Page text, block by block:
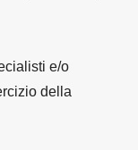
e/o
della